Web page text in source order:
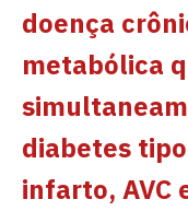
doença
metabólica
diabetes
infarto, AVC